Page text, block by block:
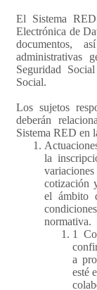
El Sistema
Electrónica de
documentos,
administrativas
Seguridad
Social.
Los sujetos
deberán
Sistema RED en
la
cotización
el ámbito
normativa.
1
a
esté